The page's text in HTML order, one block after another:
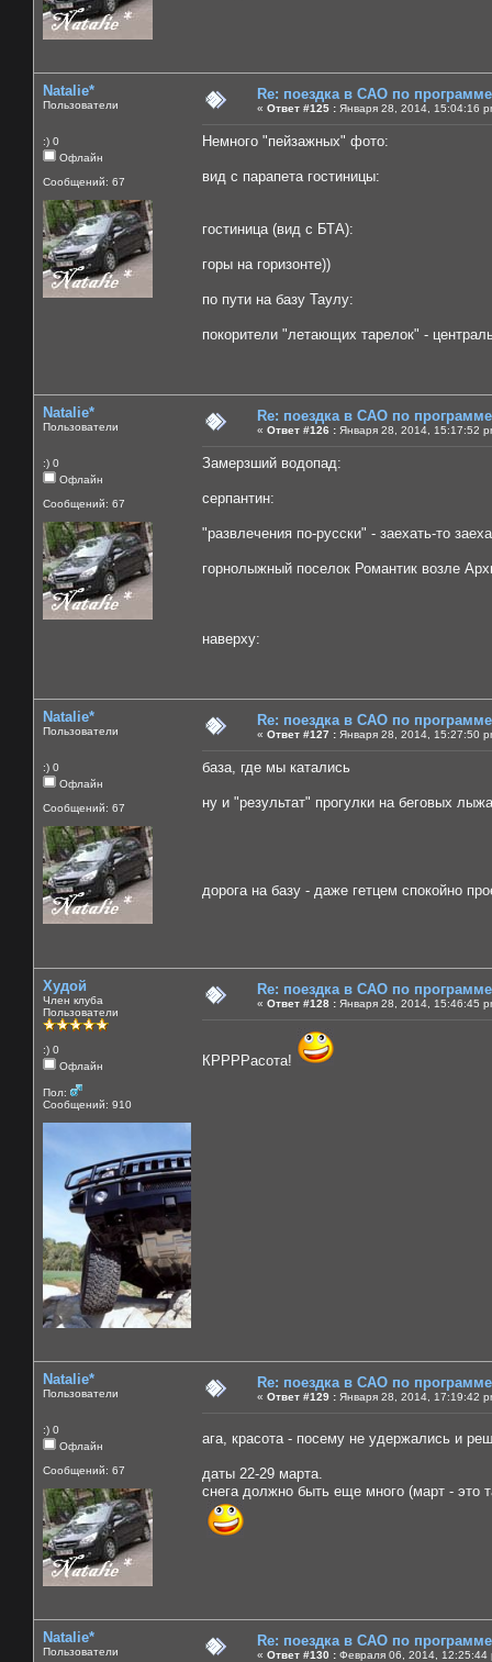
Natalie*
Пользователи
:) 0
Офлайн
Сообщений: 67
Re: поездка в САО по
« Ответ #125 : Января 28, 2014, 15:04:16
Немного "пейзажных" фото:
вид с парапета гостиницы:
гостиница (вид с БТА):
горы на горизонте))
по пути на базу Таулу:
покорители "летающих тарелок" -
Natalie*
Пользователи
:) 0
Офлайн
Сообщений: 67
Re: поездка в САО по
« Ответ #126 : Января 28, 2014, 15:17:52
Замерзший водопад:
серпантин:
"развлечения по-русски" - заехать-то
горнолыжный поселок Романтик возле
наверху:
Natalie*
Пользователи
:) 0
Офлайн
Сообщений: 67
Re: поездка в САО по
« Ответ #127 : Января 28, 2014, 15:27:50
база, где мы катались
ну и "результат" прогулки на беговых
дорога на базу - даже гетцем спокойно
Худой
Член клуба
Пользователи
:) 0
Офлайн
Пол:
Сообщений: 910
Re: поездка в САО по
« Ответ #128 : Января 28, 2014, 15:46:45
КРРРРасота!
Natalie*
Пользователи
:) 0
Офлайн
Сообщений: 67
Re: поездка в САО по
« Ответ #129 : Января 28, 2014, 17:19:42
ага, красота - посему не удержались и
даты 22-29 марта.
снега должно быть еще много (март -
Natalie*
Пользователи
Re: поездка в САО по
« Ответ #130 : Февраля 06, 2014, 12:25:44